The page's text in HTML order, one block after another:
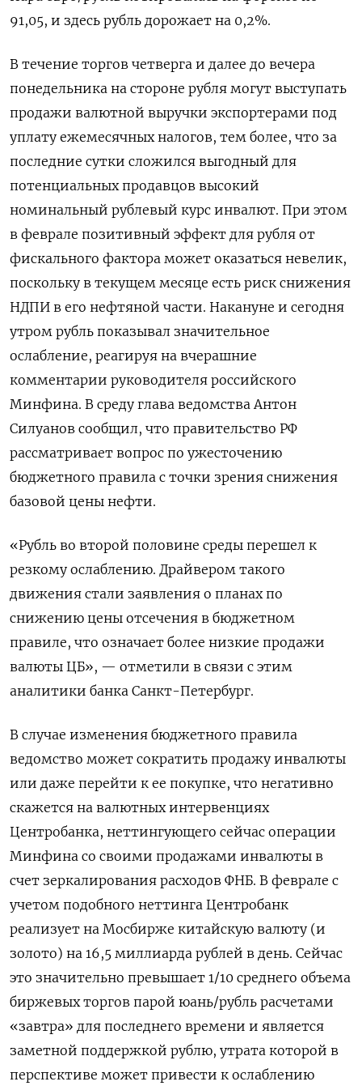
91,05, и здесь рубль дорожает на 0,2%.
В течение торгов четверга и далее ‌до вечера
понедельника на стороне рубля могут выступать
продажи валютной выручки экспортерами под
уплату ежемесячных налогов, тем более, что ​за
последние сутки сложился выгодный для
потенциальных продавцов высокий
номинальный рублевый курс инвалют. При этом
в феврале позитивный эффект для ‌рубля от
фискального фактора может оказаться невелик,
поскольку в текущем месяце есть риск снижения
НДПИ в его нефтяной части. Накануне и сегодня
утром рубль показывал значительное
ослабление, реагируя на вчерашние
комментарии руководителя российского
Минфина. В ​среду глава ведомства Антон
Силуанов сообщил, ​что правительство РФ
рассматривает вопрос ‌по ужесточению
бюджетного правила с точки зрения снижения
базовой цены нефти.
«Рубль во второй половине среды перешел к
резкому ослаблению. Драйвером ​такого
движения стали заявления о планах по
снижению цены отсечения в бюджетном
правиле, что означает более низкие продажи
валюты ЦБ», — отметили в связи с этим
аналитики банка Санкт-Петербург.
В случае изменения бюджетного правила
ведомство может сократить продажу инвалюты
или даже перейти к ее покупке, что негативно
скажется на валютных интервенциях
Центробанка, неттингующего сейчас операции
Минфина со своими продажами инвалюты в
счет зеркалирования расходов ФНБ. В феврале с
учетом подобного неттинга Центробанк
реализует на Мосбирже китайскую валюту (и
золото) на 16,5 миллиарда рублей в день. Сейчас
это ​значительно превышает 1/10 среднего объема
биржевых торгов ⁠парой юань/рубль расчетами
«завтра» для последнего времени и является
заметной поддержкой рублю, утрата которой в
перспективе может привести к ослаблению